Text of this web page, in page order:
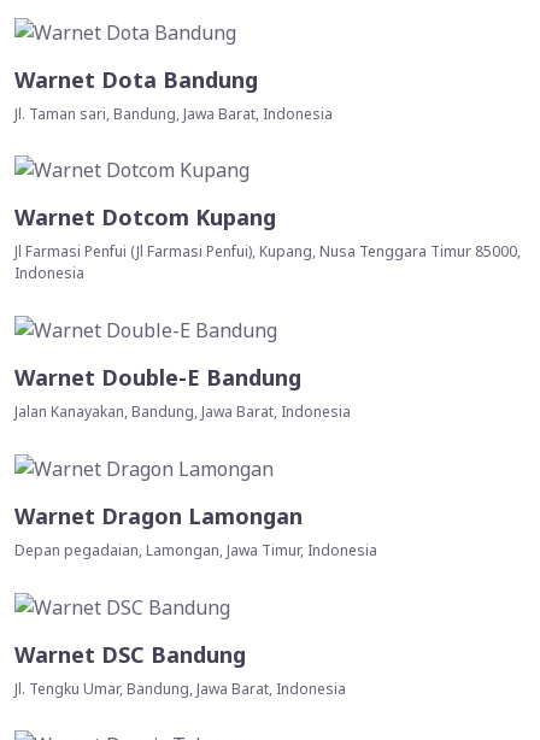
Warnet Dota Bandung
Jl. Taman sari, Bandung, Jawa Barat, Indonesia
Warnet Dotcom Kupang
Jl Farmasi Penfui (Jl Farmasi Penfui), Kupang, Nusa Tenggara Timur 85000,
Indonesia
Warnet Double-E Bandung
Jalan Kanayakan, Bandung, Jawa Barat, Indonesia
Warnet Dragon Lamongan
Depan pegadaian, Lamongan, Jawa Timur, Indonesia
Warnet DSC Bandung
Jl. Tengku Umar, Bandung, Jawa Barat, Indonesia